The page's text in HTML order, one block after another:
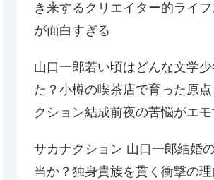
き来するクリエイター的ライ
が面白すぎる
山口一郎若い頃はどんな文学少
た？小樽の喫茶店で育った原
クション結成前夜の苦悩がエ
サカナクション 山口一郎結婚
当か？独身貴族を貫く衝撃の